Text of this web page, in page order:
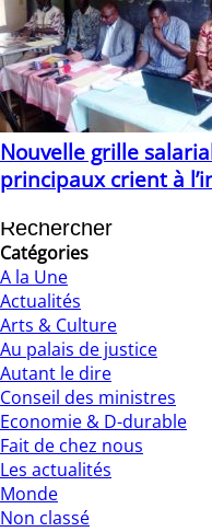
Nouvelle grille
principaux crient à
Catégories
A la Une
Actualités
Arts & Culture
Au palais de justice
Autant le dire
Conseil des ministres
Economie & D-durable
Fait de chez nous
Les actualités
Monde
Non classé